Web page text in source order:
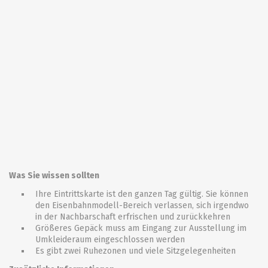
Was Sie wissen sollten
Ihre Eintrittskarte ist den ganzen Tag gültig. Sie können
den Eisenbahnmodell-Bereich verlassen, sich irgendwo
in der Nachbarschaft erfrischen und zurückkehren
Größeres Gepäck muss am Eingang zur Ausstellung im
Umkleideraum eingeschlossen werden
Es gibt zwei Ruhezonen und viele Sitzgelegenheiten